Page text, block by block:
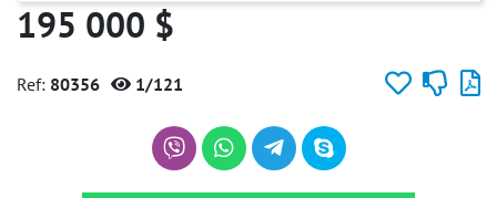
195 000 $
Ref: 80356 1/121